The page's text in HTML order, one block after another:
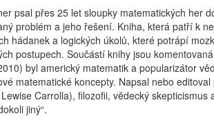
psal přes 25 let sloupky matematických her
problém a jeho řešení. Kniha, která patří k
hádanek a logických úkolů, které potrápí
postupech. Součástí knihy jsou
byl americký matematik a popularizátor
matematické koncepty. Napsal nebo
Carrolla), filozofii, vědecký
jiný“.